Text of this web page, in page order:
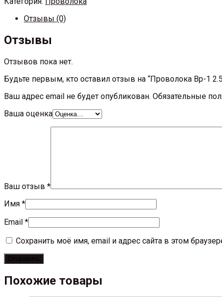
Отзывы (0)
Отзывы
Отзывов пока нет.
Будьте первым, кто оставил отзыв на “Проволока Вр-1
Ваш адрес email не будет опубликован. Обязательные
Ваша оценка
Ваш отзыв *
Имя *
Email *
Сохранить моё имя, email и адрес сайта в этом
Похожие товары